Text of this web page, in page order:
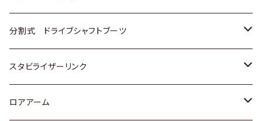
三菱
スバル
スバル
日産
いすゞ
ダイハツ
ホンダ
スズキ
日産
トヨタ
ホンダ
スズキ
分割式 ドライブシャフトブーツ
トヨタ
ホンダ
スタビライザーリンク
トヨタ
ロアアーム